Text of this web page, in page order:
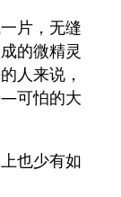
片，无缝
的微精灵
人来说，
可怕的大
也少有如